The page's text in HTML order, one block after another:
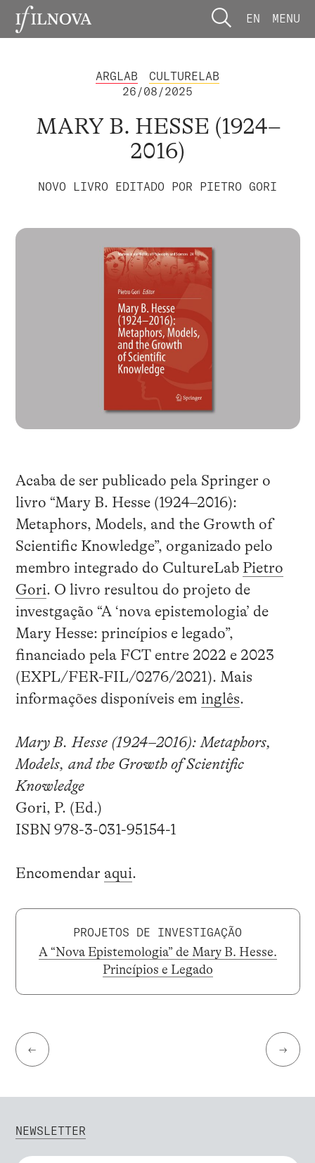
EN MENU
ARGLAB
CULTURELAB
26/08/2025
MARY B. HESSE (1924–
2016)
NOVO LIVRO EDITADO POR PIETRO GORI
Acaba de ser publicado pela Springer o
livro “Mary B. Hesse (1924–2016):
Metaphors, Models, and the Growth of
Scientific Knowledge”, organizado pelo
membro integrado do CultureLab Pietro
Gori. O livro resultou do projeto de
investgação “A ‘nova epistemologia’ de
Mary Hesse: princípios e legado”,
financiado pela FCT entre 2022 e 2023
(EXPL/FER-FIL/0276/2021). Mais
informações disponíveis em inglês.
Mary B. Hesse (1924–2016): Metaphors,
Models, and the Growth of Scientific
Knowledge
Gori, P. (Ed.)
ISBN 978-3-031-95154-1
Encomendar aqui.
PROJETOS DE INVESTIGAÇÃO
A “Nova Epistemologia” de Mary B. Hesse.
Princípios e Legado
← →
NEWSLETTER